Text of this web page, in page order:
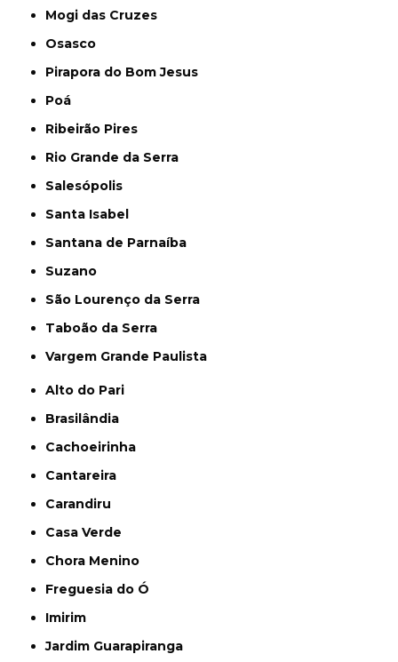
Mogi das Cruzes
Osasco
Pirapora do Bom Jesus
Poá
Ribeirão Pires
Rio Grande da Serra
Salesópolis
Santa Isabel
Santana de Parnaíba
Suzano
São Lourenço da Serra
Taboão da Serra
Vargem Grande Paulista
Alto do Pari
Brasilândia
Cachoeirinha
Cantareira
Carandiru
Casa Verde
Chora Menino
Freguesia do Ó
Imirim
Jardim Guarapiranga